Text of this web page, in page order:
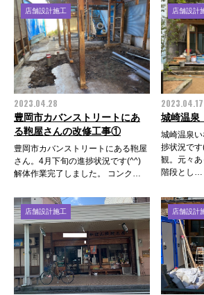
店舗設計施工
2023.04.28
豊岡市カバンストリートにあ
る鞄屋さんの改修工事①
豊岡市カバンストリートにある鞄屋
さん。4月下旬の進捗状況です(^^)
解体作業完了しました。 コンク…
店舗設計
2023.04.17
城崎温
城崎温泉
捗状況で
観。元々あ
階段とし…
店舗設計施工 店舗設計